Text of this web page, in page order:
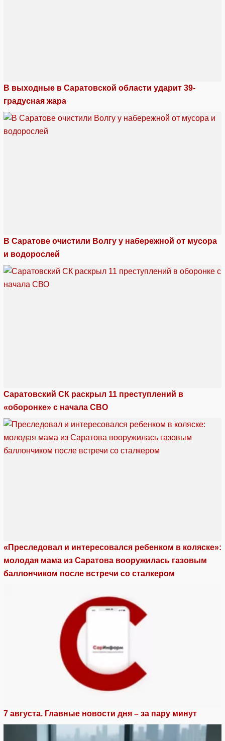
В выходные в Саратовской области ударит 39-
градусная жара
В Саратове очистили Волгу у набережной от мусора
и водорослей
Саратовский СК раскрыл 11 преступлений в
«оборонке» с начала СВО
«Преследовал и интересовался ребенком в коляске»:
молодая мама из Саратова вооружилась газовым
баллончиком после встречи со сталкером
7 августа. Главные новости дня – за пару минут